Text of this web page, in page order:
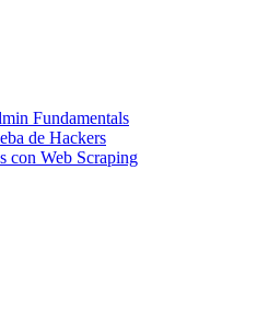
Fundamentals
de Hackers
con Web Scraping